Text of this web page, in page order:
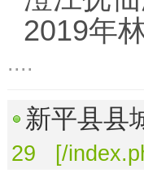
2019年
....
新平县县
29 [/